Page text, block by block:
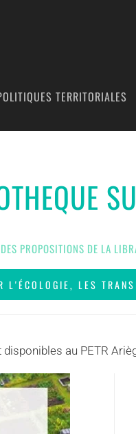
TERRITORIALES
PROPOSITIONS DE LA
L'ÉCOLOGIE, LES
au PETR